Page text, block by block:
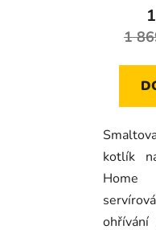
1
kotlík
ohřívání